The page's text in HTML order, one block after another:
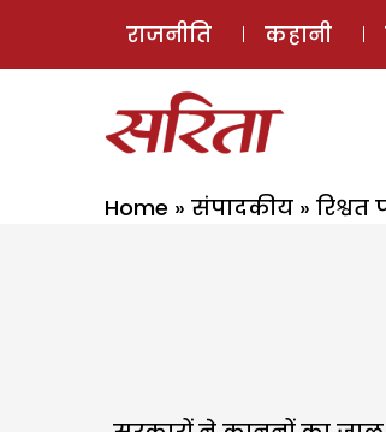
राजनीति कहानी
Home » संपादकीय »